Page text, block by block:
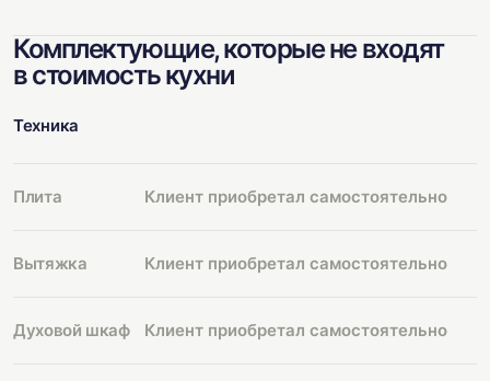
Комплектующие, которые не входят
в стоимость кухни
Техника
Плита Клиент приобретал самостоятельно
Вытяжка Клиент приобретал самостоятельно
Духовой шкаф Клиент приобретал самостоятельно